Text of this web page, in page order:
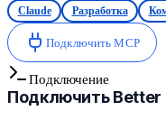
Claude Разработка
Подключить MCP
Подключение
ПодключитьBetter